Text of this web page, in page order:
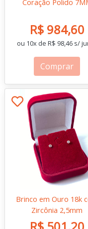
Coração Polido
R$ 984,60
ou 10x de R$ 98,46 s/
Comprar
Brinco em Ouro 18k
Zircônia 2,5mm